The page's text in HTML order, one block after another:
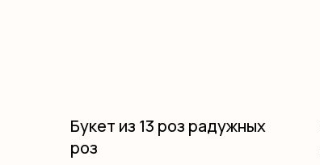
Букет из 13 роз радужных
роз